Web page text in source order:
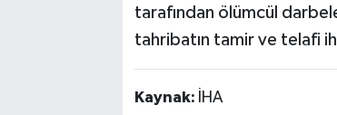
tarafından ölümcül
tahribatın tamir ve telafi
Kaynak: İHA